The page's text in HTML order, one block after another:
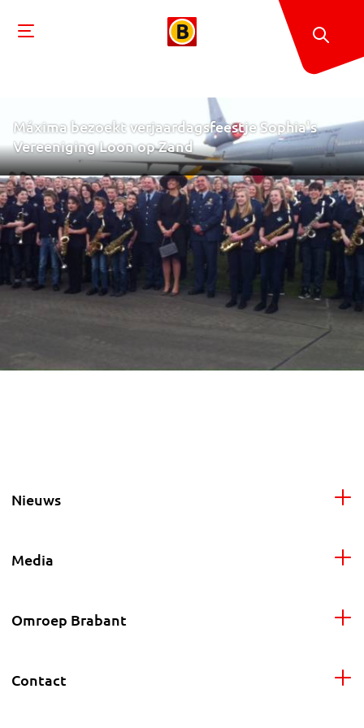
Máxima bezoekt verjaardagsfeestje Sophia's
Vereeniging Loon op Zand
Nieuws
Media
Omroep Brabant
Contact